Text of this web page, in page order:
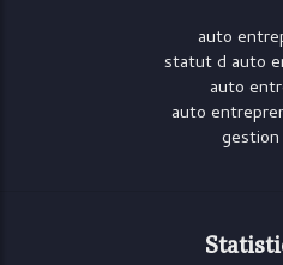
auto
statut d auto
auto
auto
gestion